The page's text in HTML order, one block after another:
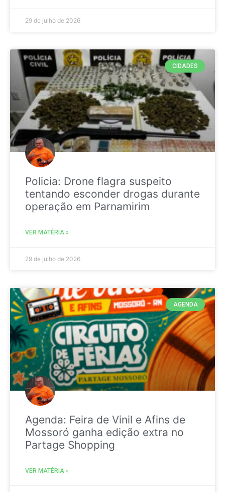
29 de julho de 2026
CIDADES
Policia: Drone flagra suspeito
tentando esconder drogas durante
operação em Parnamirim
VER MATÉRIA »
29 de julho de 2026
AGENDA
Agenda: Feira de Vinil e Afins de
Mossoró ganha edição extra no
Partage Shopping
VER MATÉRIA »